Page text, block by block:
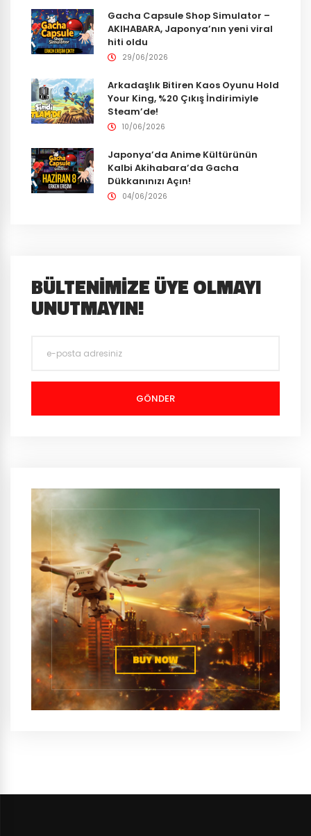
Gacha Capsule Shop Simulator –
AKIHABARA, Japonya’nın yeni viral
hiti oldu
29/06/2026
Arkadaşlık Bitiren Kaos Oyunu Hold
Your King, %20 Çıkış İndirimiyle
Steam’de!
10/06/2026
Japonya’da Anime Kültürünün
Kalbi Akihabara’da Gacha
Dükkanınızı Açın!
04/06/2026
BÜLTENIMIZE ÜYE OLMAYI
UNUTMAYIN!